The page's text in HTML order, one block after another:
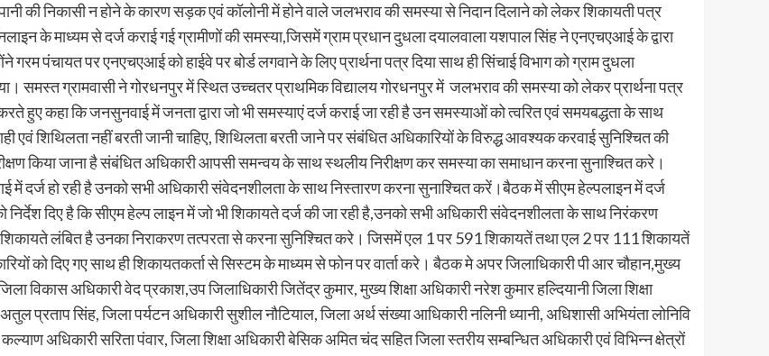
पानी की निकासी न होने के कारण सड़क एवं कॉलोनी में होने वाले जलभराव की समस्या से निदान दिलाने को लेकर शिकायती पत्र
के माध्यम से दर्ज कराई गई ग्रामीणों की समस्या,जिसमें ग्राम प्रधान दुधला दयालवाला यशपाल सिंह ने एनएचएआई के द्वारा
गरम पंचायत पर एनएचएआई को हाईवे पर बोर्ड लगवाने के लिए प्रार्थना पत्र दिया साथ ही सिंचाई विभाग को ग्राम दुधला
समस्त ग्रामवासी ने गोरधनपुर में स्थित उच्चतर प्राथमिक विद्यालय गोरधनपुर में जलभराव की समस्या को लेकर प्रार्थना पत्र
हुए कहा कि जनसुनवाई में जनता द्वारा जो भी समस्याएं दर्ज कराई जा रही है उन समस्याओं को त्वरित एवं समयबद्धता के साथ
एवं शिथिलता नहीं बरती जानी चाहिए, शिथिलता बरती जाने पर संबंधित अधिकारियों के विरुद्ध आवश्यक करवाई सुनिश्चित की
किया जाना है संबंधित अधिकारी आपसी समन्वय के साथ स्थलीय निरीक्षण कर समस्या का समाधान करना सुनाश्चित करे।
में दर्ज हो रही है उनको सभी अधिकारी संवेदनशीलता के साथ निस्तारण करना सुनाश्चित करें।बैठक में सीएम हेल्पलाइन में दर्ज
दिए है कि सीएम हेल्प लाइन में जो भी शिकायते दर्ज की जा रही है,उनको सभी अधिकारी संवेदनशीलता के साथ निरंकरण
शिकायते लंबित है उनका निराकरण तत्परता से करना सुनिश्चित करे। जिसमें एल 1 पर 591 शिकायतें तथा एल 2 पर 111 शिकायतें
को दिए गए साथ ही शिकायतकर्ता से सिस्टम के माध्यम से फोन पर वार्ता करे। बैठक मे अपर जिलाधिकारी पी आर चौहान,मुख्य
विकास अधिकारी वेद प्रकाश,उप जिलाधिकारी जितेंद्र कुमार, मुख्य शिक्षा अधिकारी नरेश कुमार हल्दियानी जिला शिक्षा
प्रताप सिंह, जिला पर्यटन अधिकारी सुशील नौटियाल, जिला अर्थ संख्या आधिकारी नलिनी ध्यानी, अधिशासी अभियंता लोनिवि
अधिकारी सरिता पंवार, जिला शिक्षा अधिकारी बेसिक अमित चंद सहित जिला स्तरीय सम्बन्धित अधिकारी एवं विभिन्न क्षेत्रों